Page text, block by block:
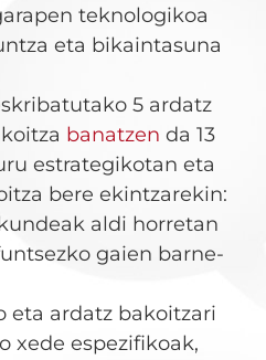
teknologikoa
eta bikaintasuna
5 ardatz
banatzen da 13
estrategikotan eta
bere ekintzarekin:
aldi horretan
gaien barne-
eta ardatz bakoitzari
xede espezifikoak,